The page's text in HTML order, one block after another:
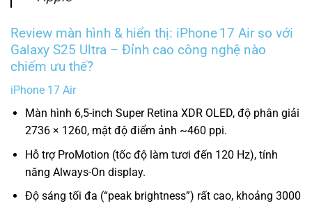
Review màn hình & hiển thị: iPhone 17 Air so với
Galaxy S25 Ultra – Đỉnh cao công nghệ nào
chiếm ưu thế?
iPhone 17 Air
Màn hình 6,5-inch Super Retina XDR OLED, độ phân giải
2736 × 1260, mật độ điểm ảnh ~460 ppi.
Hỗ trợ ProMotion (tốc độ làm tươi đến 120 Hz), tính
năng Always-On display.
Độ sáng tối đa (“peak brightness”) rất cao, khoảng 3000